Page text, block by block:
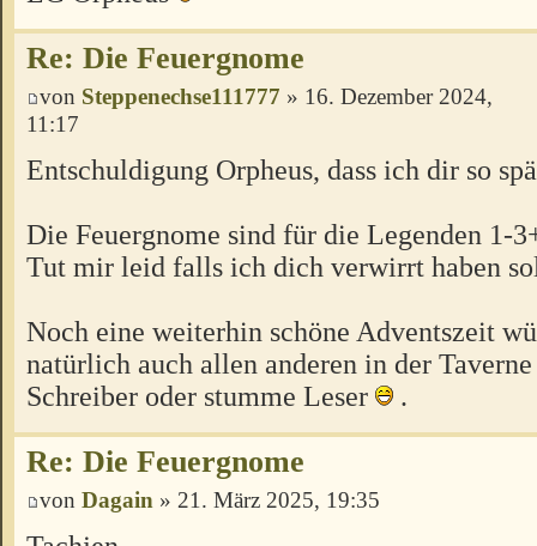
Re: Die Feuergnome
von Steppenechse111777 » 16. Dezember 2024,
11:17
Entschuldigung Orpheus, dass ich dir so
Die Feuergnome sind für die Legenden 1-
Tut mir leid falls ich dich verwirrt haben
Noch eine weiterhin schöne Adventszeit
natürlich auch allen anderen in der
Schreiber oder stumme Leser
.
Re: Die Feuergnome
von Dagain » 21. März 2025, 19:35